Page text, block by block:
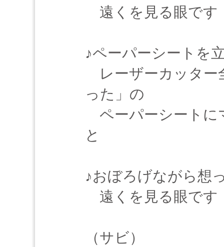
遠くを見る眼です
♪ペーパーシートを
レーザーカッター
った」の
ペーパーシートに
と
♪おぼろげながら想
遠くを見る眼です
（サビ）